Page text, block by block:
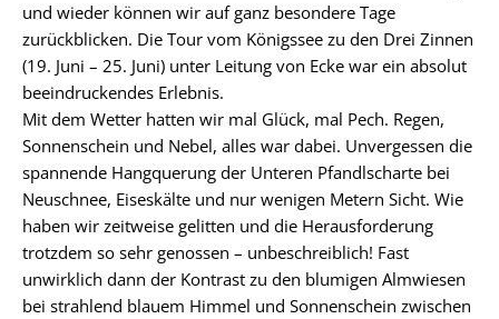
und wieder können wir auf ganz besondere Tage
zurückblicken. Die Tour vom Königssee zu den Drei Zinnen
(19. Juni – 25. Juni) unter Leitung von Ecke war ein absolut
beeindruckendes Erlebnis.
Mit dem Wetter hatten wir mal Glück, mal Pech. Regen,
Sonnenschein und Nebel, alles war dabei. Unvergessen die
spannende Hangquerung der Unteren Pfandlscharte bei
Neuschnee, Eiseskälte und nur wenigen Metern Sicht. Wie
haben wir zeitweise gelitten und die Herausforderung
trotzdem so sehr genossen – unbeschreiblich! Fast
unwirklich dann der Kontrast zu den blumigen Almwiesen
bei strahlend blauem Himmel und Sonnenschein zwischen